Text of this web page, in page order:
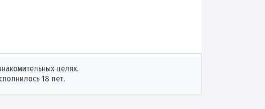
целях.
18 лет.